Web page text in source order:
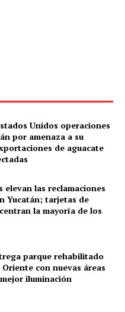
NOW
Unidos operaciones
por amenaza a su
de aguacate
elevan las reclamaciones
Yucatán; tarjetas de
la mayoría de los
parque rehabilitado
con nuevas áreas
iluminación